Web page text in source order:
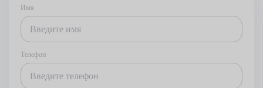
Имя
Телефон